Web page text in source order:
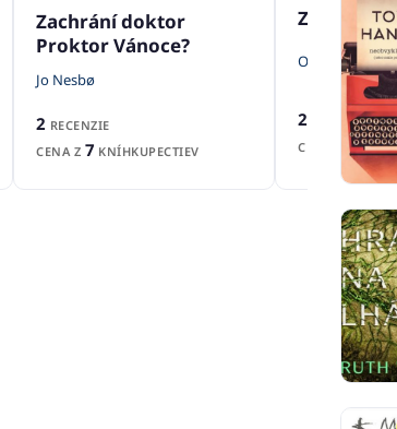
Zachrání doktor
Proktor Vánoce?
Jo Nesbø
2 RECENZIE
CENA Z 7 KNÍHKUPECTIEV
Zubr si
Oksana Bula
2 RECENZIE
CENA Z 2